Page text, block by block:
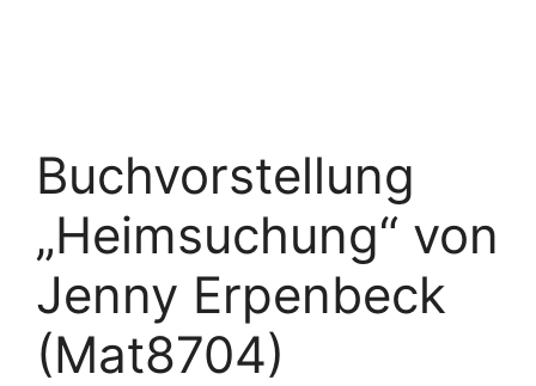
Buchvorstellung
„Heimsuchung“ von
Jenny Erpenbeck
(Mat8704)